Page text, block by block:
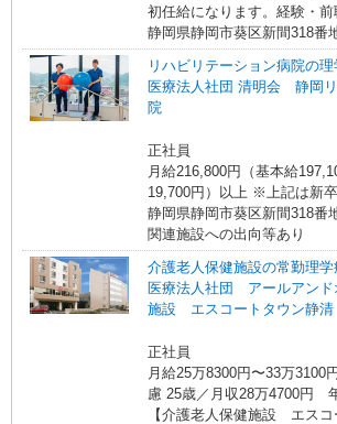
初任給になります。経験・
決定します ◎日曜日・祝日及
当・・・2,000円〜10,000円
静岡県静岡市葵区新間318番
リハビリテーション病院の
医療法人社団 清明会 静岡
院
正社員
月給216,800円（基本給
19,700円）以上 ※上記は新
用の場合、経験等により応
曜・日曜・祝日及び年末年始
10,000円
静岡県静岡市葵区新間318番
関連施設への出向等あり
介護老人保健施設の常勤理学
医療法人社団 アールアン
施設 エスコートタウン静清
正社員
月給25万8300円〜33万
慮 25歳／月収28万4700円 年収376万円 月給22万
8,200円+業績給1.5万円+退
【介護老人保健施設 エス